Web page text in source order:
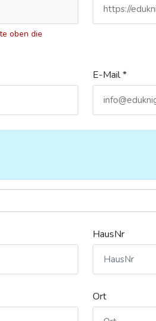
oben die
E-Mail *
HausNr
Ort